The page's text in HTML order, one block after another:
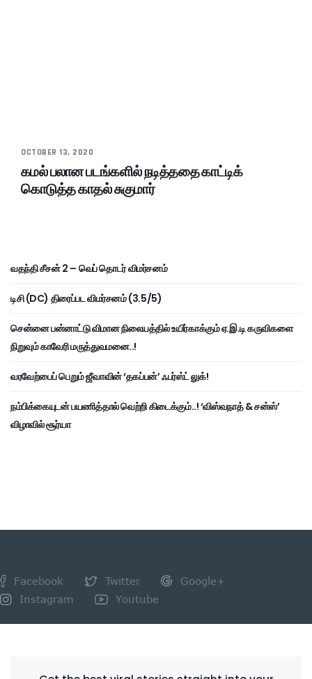
OCTOBER 13, 2020
கமல் பலான படங்களில் நடித்ததை காட்டிக்
கொடுத்த காதல் சுகுமார்
வதந்தி சீசன் 2 – வெப் தொடர் விமர்சனம்
டிசி (DC) திரைப்பட விமர்சனம் (3.5/5)
சென்னை பன்னாட்டு விமான நிலையத்தில் உயிர்காக்கும் ஏ.இ.டி கருவிகளை
நிறுவும் காவேரி மருத்துவமனை..!
வரவேற்பைப் பெறும் ஜீவாவின் ‘தகப்பன்’ ஃபர்ஸ்ட் லுக்!
நம்பிக்கையுடன் பயணித்தால் வெற்றி கிடைக்கும்..! ‘விஸ்வநாத் & சன்ஸ்’
விழாவில் சூர்யா
Facebook Twitter
Google+
Instagram
Youtube